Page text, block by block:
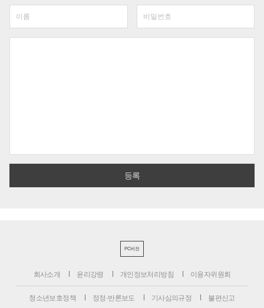
PC버전
회사소개 윤리강령 개인정보처리방침 이용자위원회
청소년보호정책 정정·반론보도 기사심의규정 불편신고